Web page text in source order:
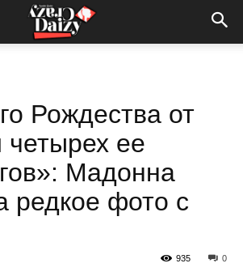
Рождества от
ее
Мадонна
редкое фото с
0
935